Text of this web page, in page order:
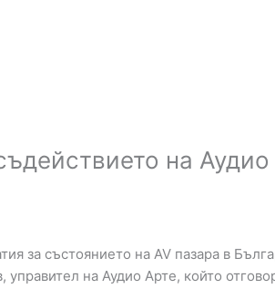
на
за състоянието на AV пазара в
на Аудио Арте, който